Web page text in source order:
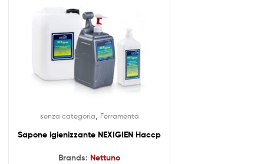
senza categoria Ferramenta
Sapone igienizzante NEXIGIEN Haccp
Brands: Nettuno